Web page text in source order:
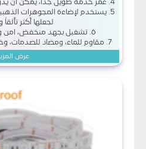
5. يستخدم لإضاءة المجوهرات
لجعلها أكثر تألقاً
عرض المزيد